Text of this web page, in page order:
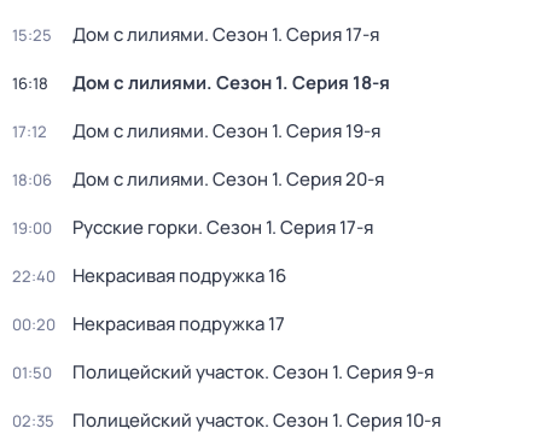
15:25 Дом с лилиями. Сезон 1. Серия 17-я
16:18 Дом с лилиями. Сезон 1. Серия 18-я
17:12 Дом с лилиями. Сезон 1. Серия 19-я
18:06 Дом с лилиями. Сезон 1. Серия 20-я
19:00 Русские горки. Сезон 1. Серия 17-я
22:40 Некрасивая подружка 16
00:20 Некрасивая подружка 17
01:50 Полицейский участок. Сезон 1. Серия 9-я
02:35 Полицейский участок. Сезон 1. Серия 10-я